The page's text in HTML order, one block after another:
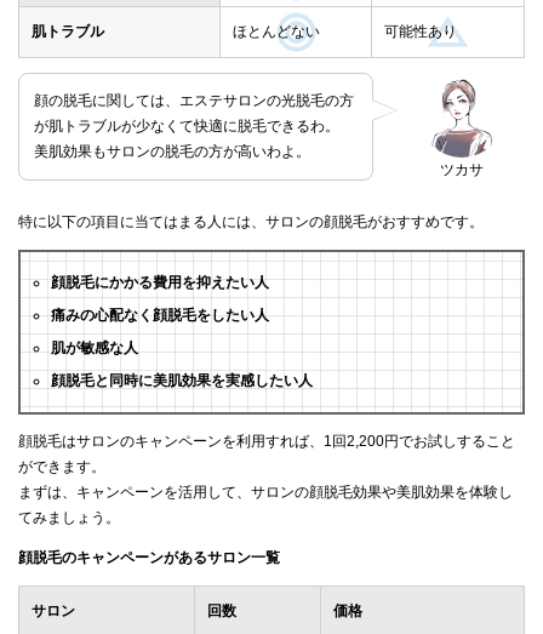
肌トラブル ほとんどない 可能性あり
ツカサ
顔の脱毛に関しては、エステサロンの光脱毛の方
が肌トラブルが少なくて快適に脱毛できるわ。
美肌効果もサロンの脱毛の方が高いわよ。
特に以下の項目に当てはまる人には、サロンの顔脱毛がおすすめです。
顔脱毛にかかる費用を抑えたい人
痛みの心配なく顔脱毛をしたい人
肌が敏感な人
顔脱毛と同時に美肌効果を実感したい人
顔脱毛はサロンのキャンペーンを利用すれば、1回2,200円でお試しすること
ができます。
まずは、キャンペーンを活用して、サロンの顔脱毛効果や美肌効果を体験し
てみましょう。
顔脱毛のキャンペーンがあるサロン一覧
サロン 回数 価格